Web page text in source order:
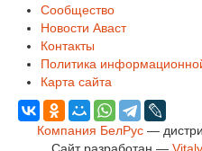
Сообщество
Новости Аваст
Контакты
Политика
Карта сайта
Компания БелРус —